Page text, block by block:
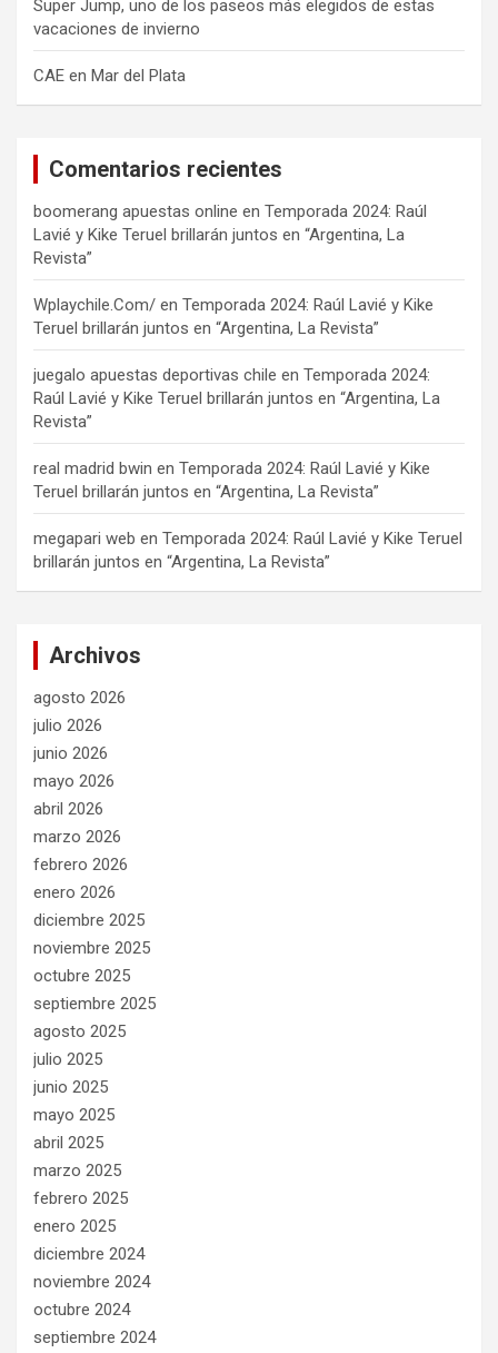
Super Jump, uno de los paseos más elegidos de estas
vacaciones de invierno
CAE en Mar del Plata
Comentarios recientes
boomerang apuestas online en Temporada 2024: Raúl
Lavié y Kike Teruel brillarán juntos en “Argentina, La
Revista”
Wplaychile.Com/ en Temporada 2024: Raúl Lavié y Kike
Teruel brillarán juntos en “Argentina, La Revista”
juegalo apuestas deportivas chile en Temporada 2024:
Raúl Lavié y Kike Teruel brillarán juntos en “Argentina, La
Revista”
real madrid bwin en Temporada 2024: Raúl Lavié y Kike
Teruel brillarán juntos en “Argentina, La Revista”
megapari web en Temporada 2024: Raúl Lavié y Kike Teruel
brillarán juntos en “Argentina, La Revista”
Archivos
agosto 2026
julio 2026
junio 2026
mayo 2026
abril 2026
marzo 2026
febrero 2026
enero 2026
diciembre 2025
noviembre 2025
octubre 2025
septiembre 2025
agosto 2025
julio 2025
junio 2025
mayo 2025
abril 2025
marzo 2025
febrero 2025
enero 2025
diciembre 2024
noviembre 2024
octubre 2024
septiembre 2024